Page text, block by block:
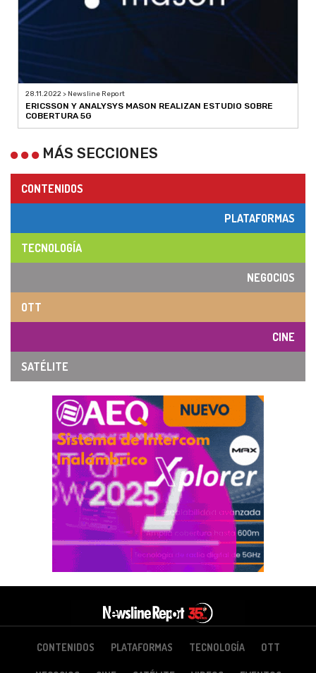
28.11.2022 > Newsline Report
ERICSSON Y ANALYSYS MASON REALIZAN ESTUDIO SOBRE
COBERTURA 5G
MÁS SECCIONES
CONTENIDOS
PLATAFORMAS
TECNOLOGÍA
NEGOCIOS
OTT
CINE
SATÉLITE
CONTENIDOS PLATAFORMAS TECNOLOGÍA OTT